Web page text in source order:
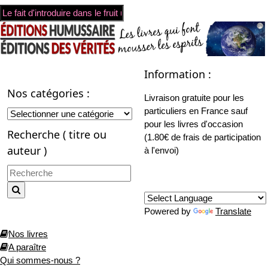
Nos catégories :
Recherche ( titre ou
auteur )
Information :
Livraison gratuite pour les
particuliers en France sauf
pour les livres d'occasion
(1.80€ de frais de participation
à l'envoi)
Powered by Translate
Nos livres
A paraître
Qui sommes-nous ?